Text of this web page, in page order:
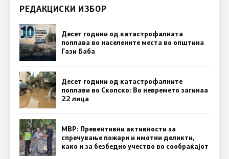
РЕДАКЦИСКИ ИЗБОР
Десет години од катастрофалната
поплава во населените места во општина
Гази Баба
Десет години од катастрофалните
поплави во Скопско: Во невремето загинаа
22 лица
МВР: Превентивни активности за
спречување пожари и имотни деликти,
како и за безбедно учество во сообраќајот